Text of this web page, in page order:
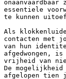
essentiele
te kunnen
Als
contacten met
van hun
afgedwongen,
vrijheid van
De mogelijkheid
afgelopen tien